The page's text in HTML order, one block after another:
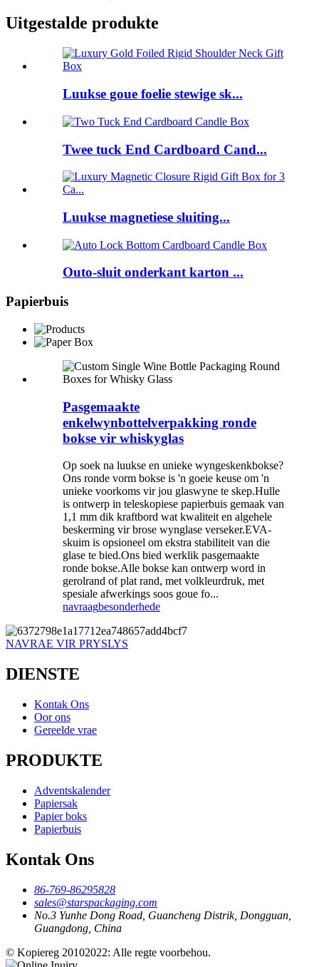
Uitgestalde produkte
Luukse goue foelie stewige sk...
Twee tuck End Cardboard Cand...
Luukse magnetiese sluiting...
Outo-sluit onderkant karton ...
Papierbuis
Pasgemaakte
enkelwynbottelverpakking ronde
bokse vir whiskyglas
Op soek na luukse en unieke wyngeskenkbokse?
Ons ronde vorm bokse is 'n goeie keuse om 'n
unieke voorkoms vir jou glaswyne te skep.Hulle
is ontwerp in teleskopiese papierbuis gemaak van
1,1 mm dik kraftbord wat kwaliteit en algehele
beskerming vir brose wynglase verseker.EVA-
skuim is opsioneel om ekstra stabiliteit van die
glase te bied.Ons bied werklik pasgemaakte
ronde bokse.Alle bokse kan ontwerp word in
gerolrand of plat rand, met volkleurdruk, met
spesiale afwerkings soos goue fo...
navraagbesonderhede
NAVRAE VIR PRYSLYS
DIENSTE
Kontak Ons
Oor ons
Gereelde vrae
PRODUKTE
Adventskalender
Papiersak
Papier boks
Papierbuis
Kontak Ons
86-769-86295828
sales@starspackaging.com
No.3 Yunhe Dong Road, Guancheng Distrik, Dongguan,
Guangdong, China
© Kopiereg 20102022: Alle regte voorbehou.